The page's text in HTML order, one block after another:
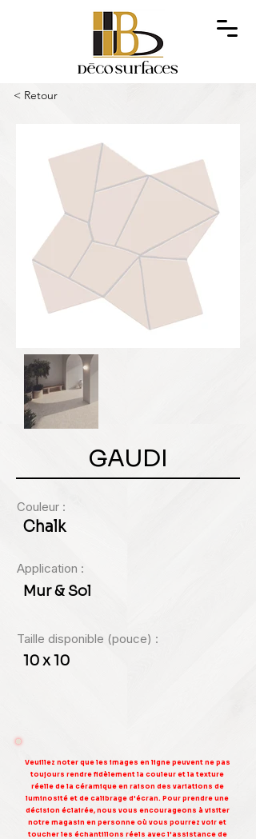
< Retour
GAUDI
Couleur :
Chalk
Application :
Mur & Sol
Taille disponible (pouce) :
10 x 10
Veuillez noter que les images en ligne peuvent ne pas
toujours rendre fidèlement la couleur et la texture
réelle de la céramique en raison des variations de
luminosité et de calibrage d'écran. Pour prendre une
décision éclairée, nous vous encourageons à visiter
notre magasin en personne où vous pourrez voir et
toucher les échantillons réels avec l'assistance de